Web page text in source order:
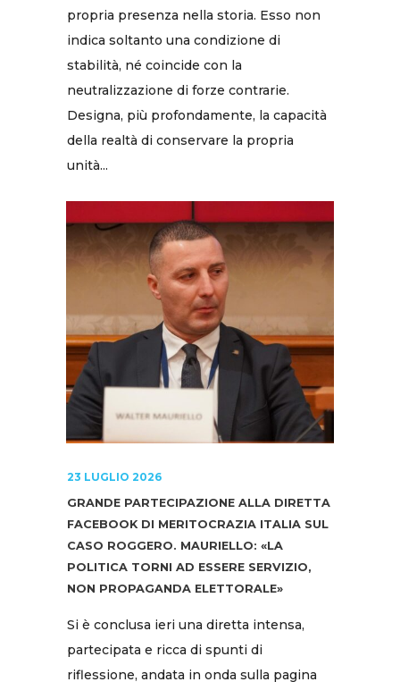
propria presenza nella storia. Esso non
indica soltanto una condizione di
stabilità, né coincide con la
neutralizzazione di forze contrarie.
Designa, più profondamente, la capacità
della realtà di conservare la propria
unità...
23 LUGLIO 2026
GRANDE PARTECIPAZIONE ALLA DIRETTA
FACEBOOK DI MERITOCRAZIA ITALIA SUL
CASO ROGGERO. MAURIELLO: «LA
POLITICA TORNI AD ESSERE SERVIZIO,
NON PROPAGANDA ELETTORALE»
Si è conclusa ieri una diretta intensa,
partecipata e ricca di spunti di
riflessione, andata in onda sulla pagina